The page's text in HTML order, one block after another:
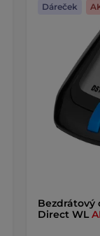
Bezdrátový
Direct WL
Dáreček